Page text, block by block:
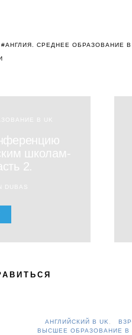
АНГЛИЯ. СРЕДНЕЕ ОБРАЗОВАНИЕ В
В UK
школам-
2.
DUBAS
АНГЛИЙСКИЙ В UK
ВЫСШЕЕ ОБРАЗОВАНИЕ В